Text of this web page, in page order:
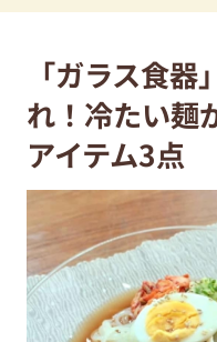
「ガラス食
れ！冷たい麺
アイテム3点